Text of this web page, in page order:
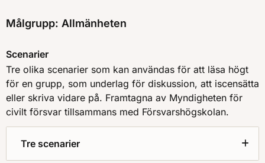
Målgrupp: Allmänheten
Scenarier
Tre olika scenarier som kan användas för att läsa högt
för en grupp, som underlag för diskussion, att iscensätta
eller skriva vidare på. Framtagna av Myndigheten för
civilt försvar tillsammans med Försvarshögskolan.
Tre scenarier